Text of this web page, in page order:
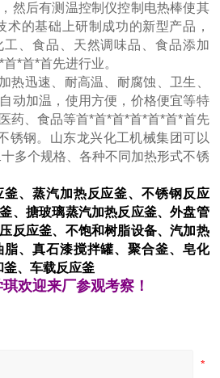
然后有测温控制仪控制电热棒使其
术的基础上研制成功的新型产品，
工、食品、天然调味品、食品添加
*首*首先进行业。
热迅速、耐高温、耐腐蚀、卫生、
动加温，使用方便，价格便宜等特
药、食品等首*首*首*首*首*首*首先
锈钢。 山东龙兴化工机械集团可以
多个规格、各种不同加热形式不锈
、蒸汽加热反应釜、不锈钢反应
、搪玻璃蒸汽加热反应釜、外盘管
反应釜、不饱和树脂设备、汽加热
、真石漆搅拌罐、聚合釜、皂化
、车载反应釜
欢迎来厂参观考察！